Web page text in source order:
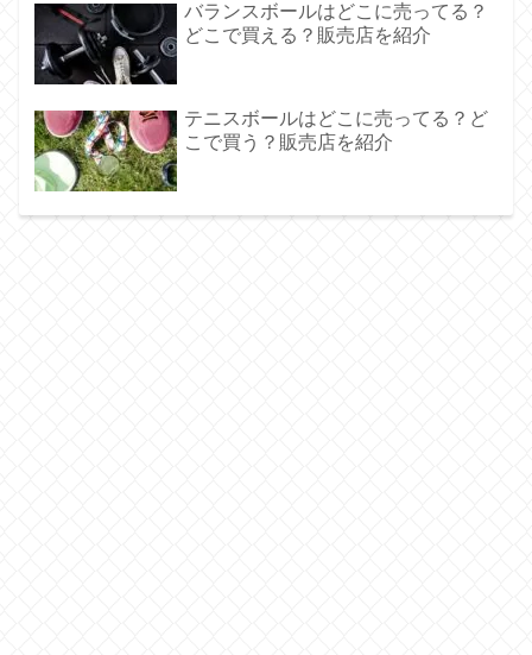
バランスボールはどこに売ってる？
どこで買える？販売店を紹介
テニスボールはどこに売ってる？ど
こで買う？販売店を紹介